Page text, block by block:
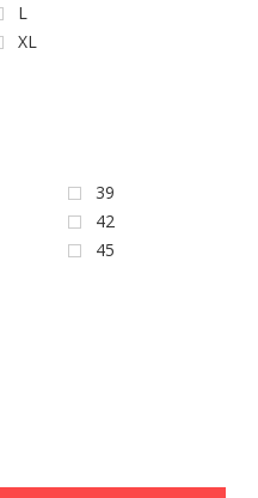
L
XL
39
42
45